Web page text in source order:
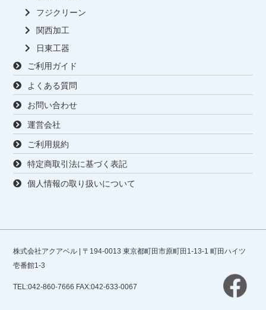
フジクリーン
関西加工
日東工器
ご利用ガイド
よくある質問
お問い合わせ
運営会社
ご利用規約
特定商取引法に基づく表記
個人情報の取り扱いについて
株式会社アクアベル | 〒194-0013 東京都町田市原町田1-13-1 町田ハイツ
壱番館1-3
TEL:042-860-7666 FAX:042-633-0067